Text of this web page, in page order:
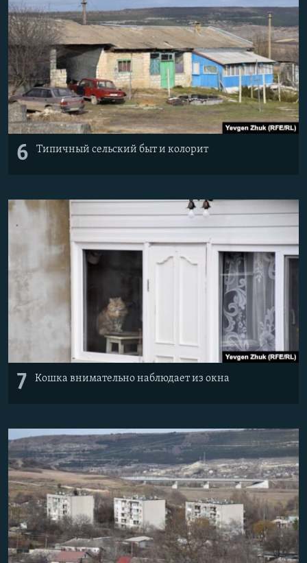
6 Типичный сельский быт и колорит
7 Кошка внимательно наблюдает из окна